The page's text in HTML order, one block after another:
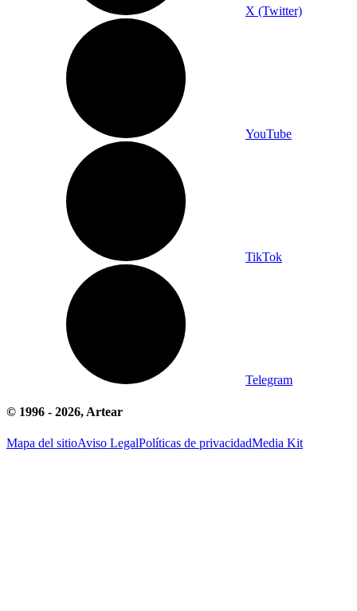
X (Twitter)
YouTube
TikTok
Telegram
© 1996 - 2026, Artear
Mapa del sitioAviso LegalPolíticas de privacidadMedia Kit